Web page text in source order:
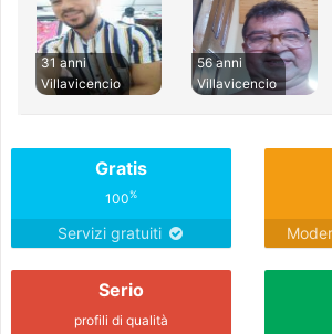
31 anni
Villavicencio
56 anni
Villavicencio
Gratis
100%
Servizi gratuiti
Serio
profili di qualità